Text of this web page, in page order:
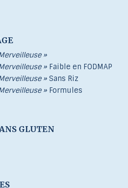
»
» Faible en FODMAP
» Sans Riz
» Formules
GLUTEN